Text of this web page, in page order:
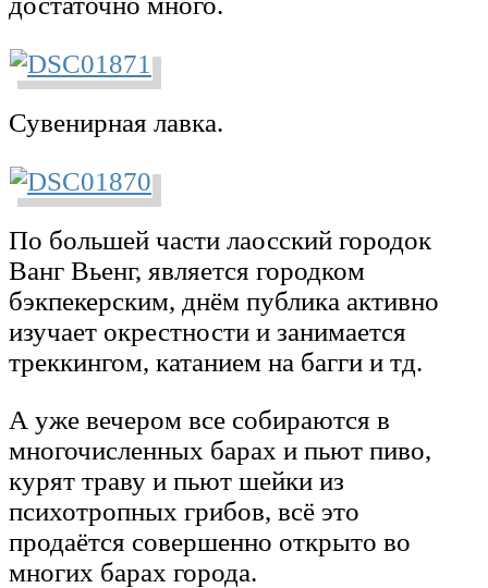
Сувенирная лавка.
По большей части лаосский городок
Ванг Вьенг, является городком
бэкпекерским, днём публика активно
изучает окрестности и занимается
треккингом, катанием на багги и тд.
А уже вечером все собираются в
многочисленных барах и пьют пиво,
курят траву и пьют шейки из
психотропных грибов, всё это
продаётся совершенно открыто во
многих барах города.